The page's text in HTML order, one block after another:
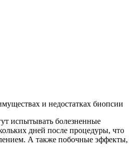
и недостатках биопсии
испытывать болезненные
дней после процедуры, что
А также побочные эффекты,